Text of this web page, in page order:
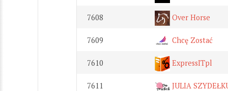
7608 Over Horse
7609 Chcę Zostać
7610 ExpressITpl
7611 JULIA